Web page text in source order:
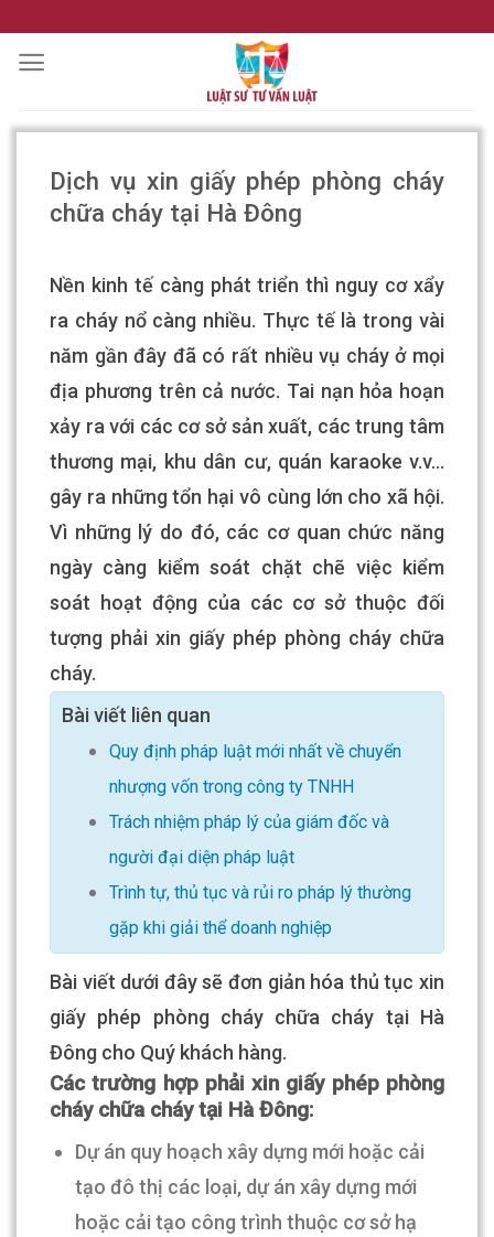
to
content
Dịch vụ xin giấy phép phòng cháy
chữa cháy tại Hà Đông
Nền kinh tế càng phát triển thì nguy cơ xẩy
ra cháy nổ càng nhiều. Thực tế là trong vài
năm gần đây đã có rất nhiều vụ cháy ở mọi
địa phương trên cả nước. Tai nạn hỏa hoạn
xảy ra với các cơ sở sản xuất, các trung tâm
thương mại, khu dân cư, quán karaoke v.v…
gây ra những tổn hại vô cùng lớn cho xã hội.
Vì những lý do đó, các cơ quan chức năng
ngày càng kiểm soát chặt chẽ việc kiểm
soát hoạt động của các cơ sở thuộc đối
tượng phải xin giấy phép phòng cháy chữa
cháy.
Bài viết liên quan
Quy định pháp luật mới nhất về chuyển
nhượng vốn trong công ty TNHH
Trách nhiệm pháp lý của giám đốc và
người đại diện pháp luật
Trình tự, thủ tục và rủi ro pháp lý thường
gặp khi giải thể doanh nghiệp
Bài viết dưới đây sẽ đơn giản hóa thủ tục xin
giấy phép phòng cháy chữa cháy tại Hà
Đông cho Quý khách hàng.
Các trường hợp phải xin giấy phép phòng
cháy chữa cháy tại Hà Đông:
Dự án quy hoạch xây dựng mới hoặc cải
tạo đô thị các loại, dự án xây dựng mới
hoặc cải tạo công trình thuộc cơ sở hạ